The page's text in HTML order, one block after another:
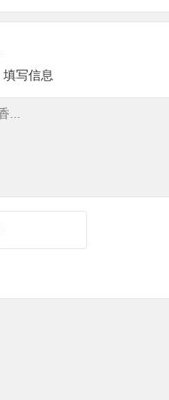
论坛顺利举办
填写信息